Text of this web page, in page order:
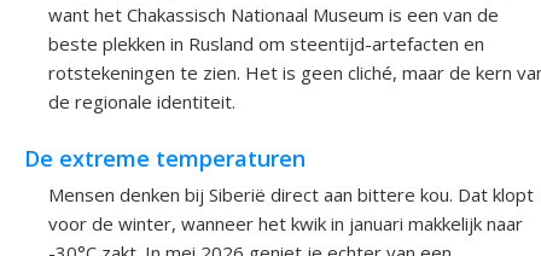
want het Chakassisch Nationaal Museum is een van de
beste plekken in Rusland om steentijd-artefacten en
rotstekeningen te zien. Het is geen cliché, maar de kern
de regionale identiteit.
De extreme temperaturen
Mensen denken bij Siberië direct aan bittere kou. Dat klopt
voor de winter, wanneer het kwik in januari makkelijk naar